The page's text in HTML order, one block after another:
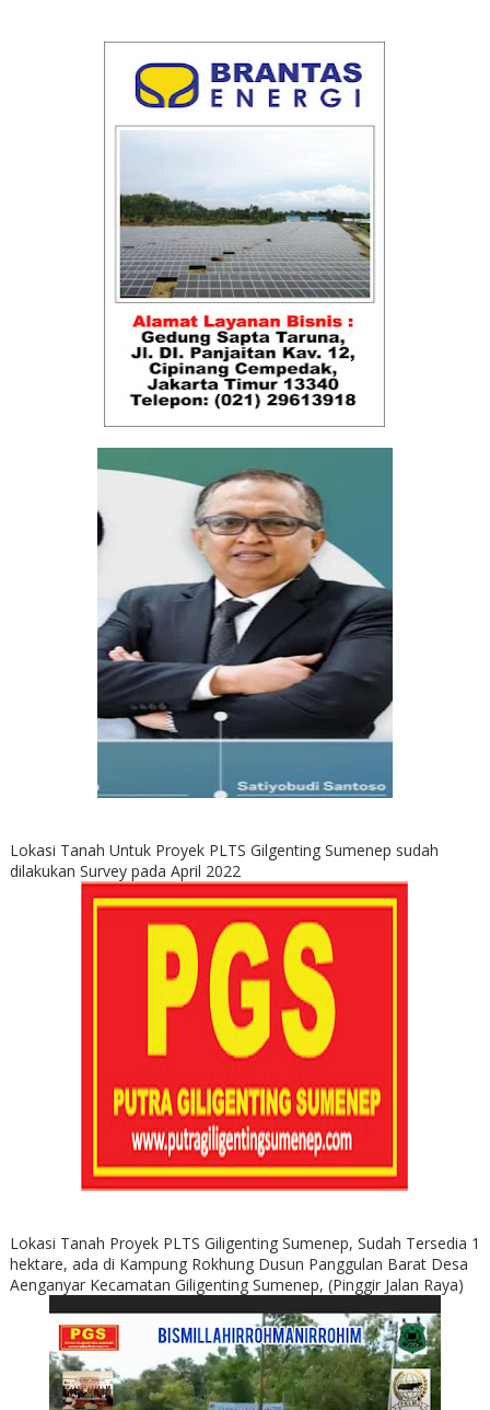
Lokasi Tanah Untuk Proyek PLTS Gilgenting Sumenep sudah
dilakukan Survey pada April 2022
Lokasi Tanah Proyek PLTS Giligenting Sumenep, Sudah Tersedia 1
hektare, ada di Kampung Rokhung Dusun Panggulan Barat Desa
Aenganyar Kecamatan Giligenting Sumenep, (Pinggir Jalan Raya)